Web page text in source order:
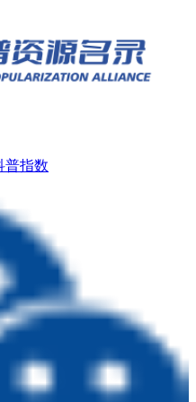
普指数